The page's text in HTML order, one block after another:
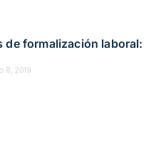
de formalización laboral:
8, 2019